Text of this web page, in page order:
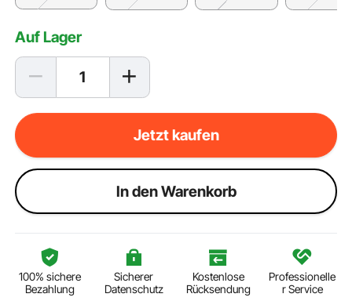
Auf Lager
Jetzt kaufen
ln den Warenkorb
100% sichere
Bezahlung
Sicherer
Datenschutz
Kostenlose
Rücksendung
Professionelle
r Service